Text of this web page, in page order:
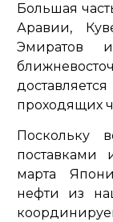
Большая
Аравии,
Эмиратов
проходящих
Поскольку
поставками
марта
нефти из